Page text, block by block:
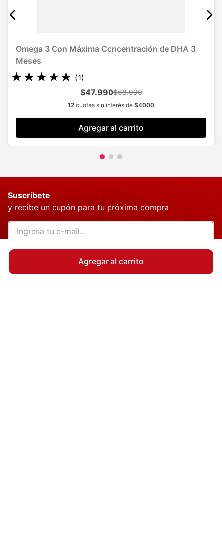
Agregar al carrito
Omega 3 Con Máxima Concentración de DHA 3
Meses
★★★★★ (1)
$47.990$68.990
12 cuotas sin interés de $4000
Agregar al carrito
Suscríbete
y recibe un cupón para tu próxima compra